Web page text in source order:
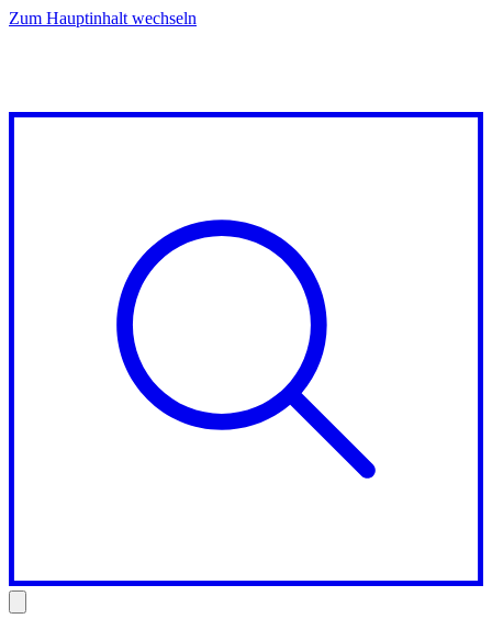
Zum Hauptinhalt wechseln